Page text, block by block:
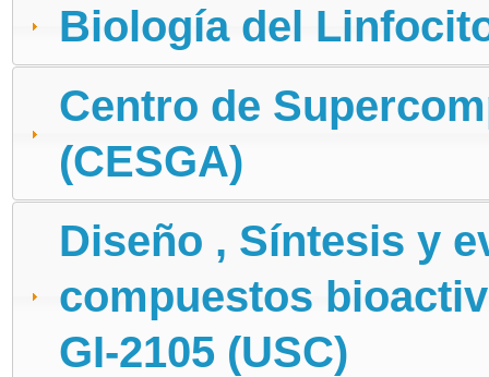
Biología del
Centro de
(CESGA)
Diseño , Síntesis y
compuestos
GI-2105 (USC)